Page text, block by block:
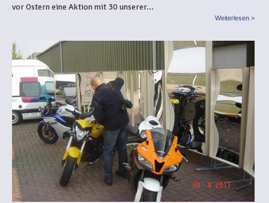
vor Ostern eine Aktion mit 30 unserer...
Weiterlesen >